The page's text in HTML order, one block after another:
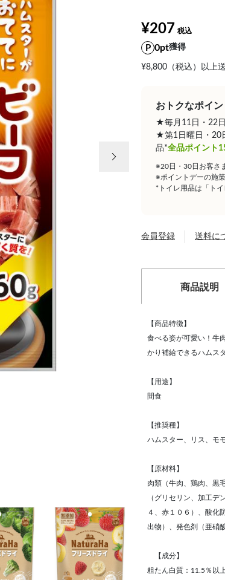
¥207
0pt獲得
¥8,800（税込）以上
おトクなポイ
★毎月11日・22日
★第1日曜日・20
品*全品ポイント
※20日・30日お客さ
※ポイントデーの施
*トイレ用品は「ト
会員登録 送料に
商品説明
【商品特徴】
食べる姿が可愛い！牛
かり補給できるハムス
【用途】
間食
【推奨種】
ハムスター、リス、モ
【原材料】
肉類（牛肉、鶏肉、黒
（グリセリン、加工
４、赤１０６）、酸化
出物）、発色剤（亜硝
【成分】
粗たん白質：11.5％以